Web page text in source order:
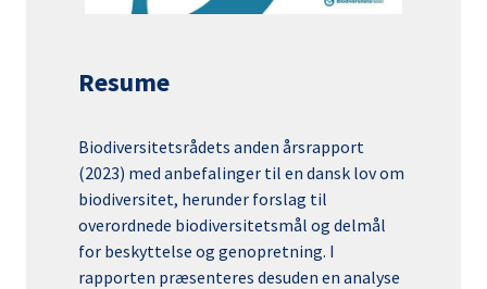
Resume
Biodiversitetsrådets anden årsrapport
(2023) med anbefalinger til en dansk lov om
biodiversitet, herunder forslag til
overordnede biodiversitetsmål og delmål
for beskyttelse og genopretning. I
rapporten præsenteres desuden en analyse